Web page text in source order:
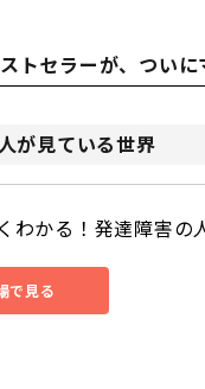
トセラーが、ついに
が見ている世界
わかる！発達障害
で見る